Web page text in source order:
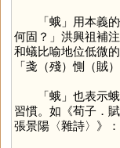
「蛾」用本義
何固？」洪興祖補
和蟻比喻地位低微
「戔（殘）惻（賊
「蛾」也表示
習慣。如《荀子．
張景陽〈雜詩〉》